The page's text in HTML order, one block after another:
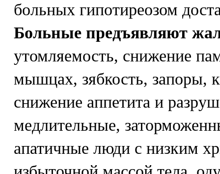
больных гипотиреозом
Больные предъявляют
утомляемость, снижение
мышцах, зябкость, запоры,
снижение аппетита и
медлительные,
апатичные люди с низким